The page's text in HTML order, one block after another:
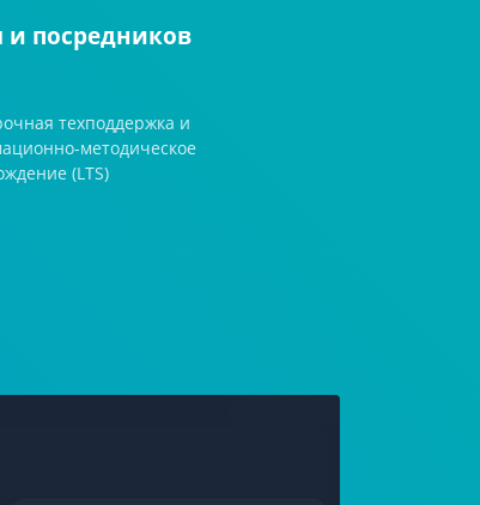
и посредников
техподдержка и
методическое
(LTS)